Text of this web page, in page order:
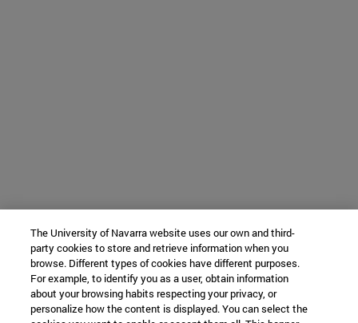
The University of Navarra website uses our own and third-
party cookies to store and retrieve information when you
browse. Different types of cookies have different purposes.
For example, to identify you as a user, obtain information
about your browsing habits respecting your privacy, or
personalize how the content is displayed. You can select the